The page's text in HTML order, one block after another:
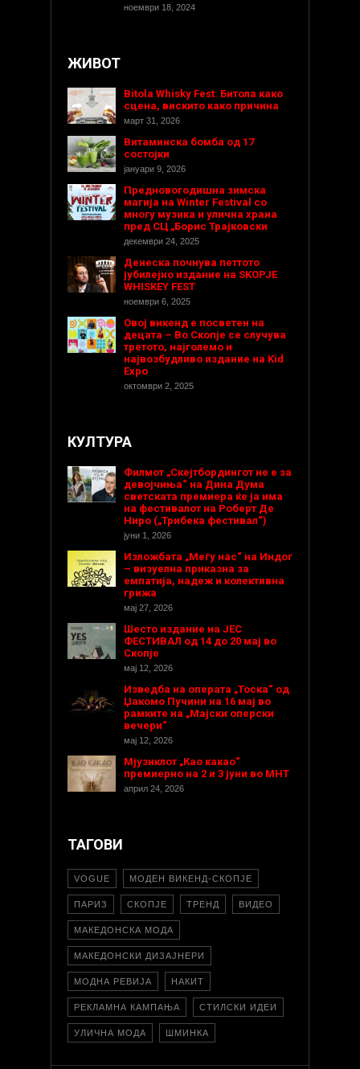
ноември 18, 2024
ЖИВОТ
Bitola Whisky Fest: Битола како
сцена, вискито како причина
март 31, 2026
Витаминска бомба од 17
состојки
јануари 9, 2026
Предновогодишнa зимска
магија на Winter Festival со
многу музика и улична храна
пред СЦ „Борис Трајковски
декември 24, 2025
Денеска почнува петтото
јубилејно издание на SKOPJE
WHISKEY FEST
ноември 6, 2025
Овој викенд е посветен на
децата – Во Скопје се случува
третото, најголемо и
највозбудливо издание на Kid
Expo
октомври 2, 2025
КУЛТУРА
Филмот „Скејтбордингот не е за
девојчиња“ на Дина Дума
светската премиера ќе ја има
на фестивалот на Роберт Де
Ниро („Трибека фестивал“)
јуни 1, 2026
Изложбата „Меѓу нас“ на Индог
– визуелна приказна за
емпатија, надеж и колективна
грижа
мај 27, 2026
Шесто издание на ЈЕС
ФЕСТИВАЛ од 14 до 20 мај во
Скопје
мај 12, 2026
Изведба на операта „Тоска“ од
Џакомо Пучини на 16 мај во
рамките на „Мајски оперски
вечери“
мај 12, 2026
Мјузиклот „Као какао“
премиерно на 2 и 3 јуни во МНТ
април 24, 2026
ТАГОВИ
VOGUE МОДЕН ВИКЕНД-СКОПЈЕ
ПАРИЗ СКОПЈЕ ТРЕНД ВИДЕО
МАКЕДОНСКА МОДА
МАКЕДОНСКИ ДИЗАЈНЕРИ
МОДНА РЕВИЈА НАКИТ
РЕКЛАМНА КАМПАЊА СТИЛСКИ ИДЕИ
УЛИЧНА МОДА ШМИНКА